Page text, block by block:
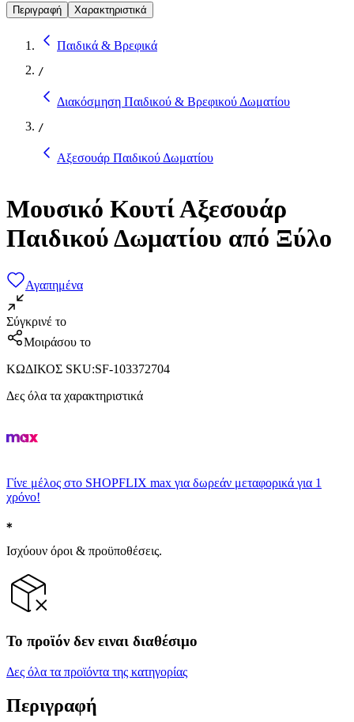
Περιγραφή Χαρακτηριστικά
Παιδικά & Βρεφικά
/
Διακόσμηση Παιδικού & Βρεφικού Δωματίου
/
Αξεσουάρ Παιδικού Δωματίου
Μουσικό Κουτί Αξεσουάρ
Παιδικού Δωματίου από Ξύλο
Αγαπημένα
Σύγκρινέ το
Μοιράσου το
ΚΩΔΙΚΟΣ SKU:SF-103372704
Δες όλα τα χαρακτηριστικά
Γίνε μέλος στο SHOPFLIX max για δωρεάν μεταφορικά για 1
χρόνο!
Ισχύουν όροι & προϋποθέσεις.
Το προϊόν δεν ειναι διαθέσιμο
Δες όλα τα προϊόντα της κατηγορίας
Περιγραφή